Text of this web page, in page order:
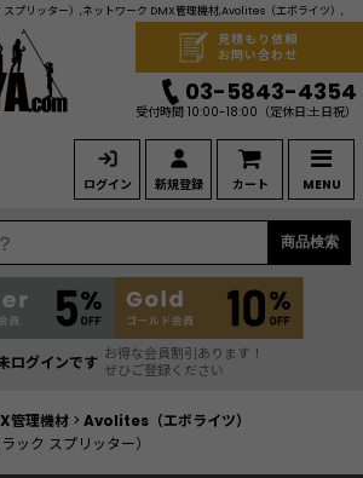
プリッター）,ネットワーク DMX管理機材,Avolites（エボライツ）,
ログイン 新規登録 カート MENU
見積もり依頼
お問い合わせ
03-5843-4354
受付時間 10:00-18:00 （定休日:土日祝）
商品検索
ログインです お得な会員割引あります！
ぜひご登録ください
管理機材 > Avolites（エボライツ）
ク スプリッター）